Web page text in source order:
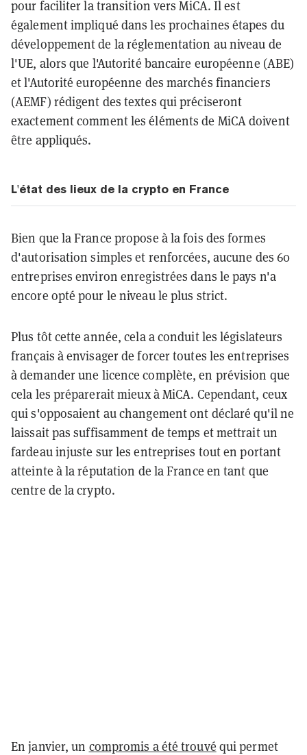
pour faciliter la transition vers MiCA. Il est
également impliqué dans les prochaines étapes du
développement de la réglementation au niveau de
l'UE, alors que l'Autorité bancaire européenne (ABE)
et l'Autorité européenne des marchés financiers
(AEMF) rédigent des textes qui préciseront
exactement comment les éléments de MiCA doivent
être appliqués.
L'état des lieux de la crypto en France
Bien que la France propose à la fois des formes
d'autorisation simples et renforcées, aucune des 60
entreprises environ enregistrées dans le pays n'a
encore opté pour le niveau le plus strict.
Plus tôt cette année, cela a conduit les législateurs
français à envisager de forcer toutes les entreprises
à demander une licence complète, en prévision que
cela les préparerait mieux à MiCA. Cependant, ceux
qui s'opposaient au changement ont déclaré qu'il ne
laissait pas suffisamment de temps et mettrait un
fardeau injuste sur les entreprises tout en portant
atteinte à la réputation de la France en tant que
centre de la crypto.
En janvier, un compromis a été trouvé qui permet